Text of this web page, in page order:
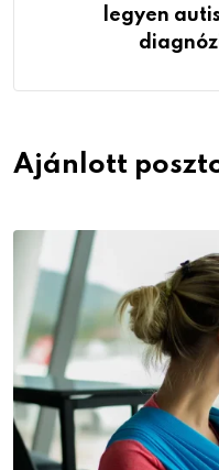
legyen
Ajánlott